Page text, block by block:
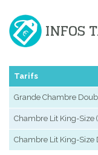
INFOS
Tarifs
Grande Chambre
Chambre Lit King-Size
Chambre Lit King-Size